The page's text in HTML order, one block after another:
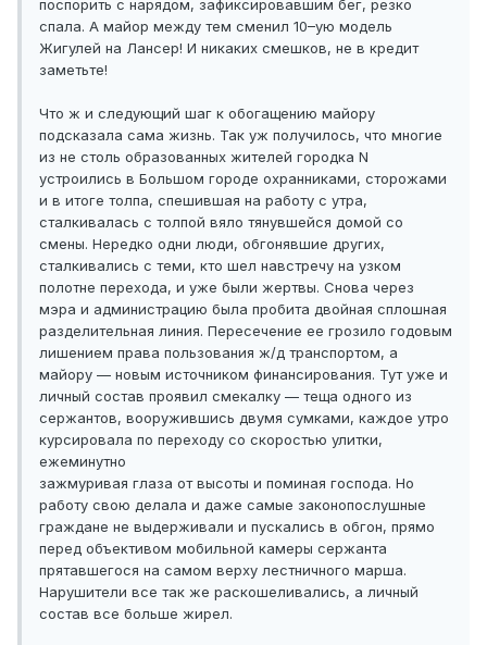
поспорить с нарядом, зафиксировавшим бег, резко
спала. А майор между тем сменил 10–ую модель
Жигулей на Лансер! И никаких смешков, не в кредит
заметьте!
Что ж и следующий шаг к обогащению майору
подсказала сама жизнь. Так уж получилось, что многие
из не столь образованных жителей городка N
устроились в Большом городе охранниками, сторожами
и в итоге толпа, спешившая на работу с утра,
сталкивалась с толпой вяло тянувшейся домой со
смены. Нередко одни люди, обгонявшие других,
сталкивались с теми, кто шел навстречу на узком
полотне перехода, и уже были жертвы. Снова через
мэра и администрацию была пробита двойная сплошная
разделительная линия. Пересечение ее грозило годовым
лишением права пользования ж/д транспортом, а
майору — новым источником финансирования. Тут уже и
личный состав проявил смекалку — теща одного из
сержантов, вооружившись двумя сумками, каждое утро
курсировала по переходу со скоростью улитки,
ежеминутно
зажмуривая глаза от высоты и поминая господа. Но
работу свою делала и даже самые законопослушные
граждане не выдерживали и пускались в обгон, прямо
перед объективом мобильной камеры сержанта
прятавшегося на самом верху лестничного марша.
Нарушители все так же раскошеливались, а личный
состав все больше жирел.